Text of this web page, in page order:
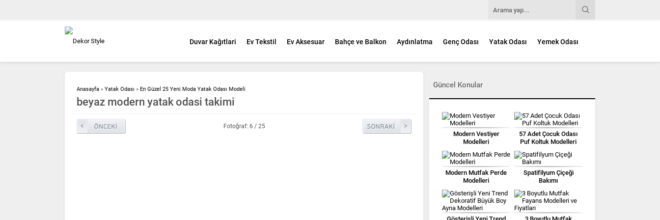
Duvar Kağıtlari Ev Tekstil Ev Aksesuar Bahçe ve Balkon Aydınlatma Genç Odası Yatak Odası Yemek Odası
Anasayfa » Yatak Odası » En Güzel 25 Yeni Moda Yatak Odası Modeli
beyaz modern yatak odasi takimi
Fotoğraf: 6 / 25
Güncel Konular
Modern Vestiyer
Modelleri
57 Adet Çocuk Odası
Puf Koltuk Modelleri
Modern Mutfak Perde
Modelleri
Spatifilyum Çiçeği
Bakımı